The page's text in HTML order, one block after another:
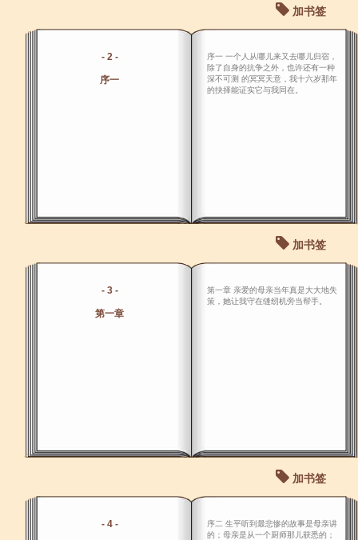
加书签
- 2 -
序一
序一 一个人从哪儿来又去哪儿归宿，
除了自身的抗争之外，也许还有一种
深不可测 的冥冥天意，我十六岁那年
的抉择能证实它与我同在。
加书签
- 3 -
第一章
第一章 亲爱的母亲当年真是大大地失
策，她让我守在缝纫机旁当帮手。
加书签
- 4 -
序二 生平听到最悲惨的故事是母亲讲
的；母亲是从一个厨师那儿获悉的；